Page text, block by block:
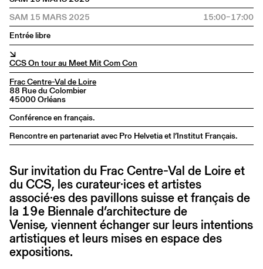
SAM 15 MARS 2025
15:00–17:00
Entrée libre
↘
CCS On tour au Meet Mit Com Con
Frac Centre-Val de Loire
88 Rue du Colombier
45000 Orléans
Conférence en français.
Rencontre en partenariat avec Pro Helvetia et l’Institut Français.
Sur invitation du Frac Centre-Val de Loire et
du CCS, les curateur·ices et artistes
associé·es des pavillons suisse et français de
la 19e Biennale d’architecture de
Venise, viennent échanger sur leurs intentions
artistiques et leurs mises en espace des
expositions.